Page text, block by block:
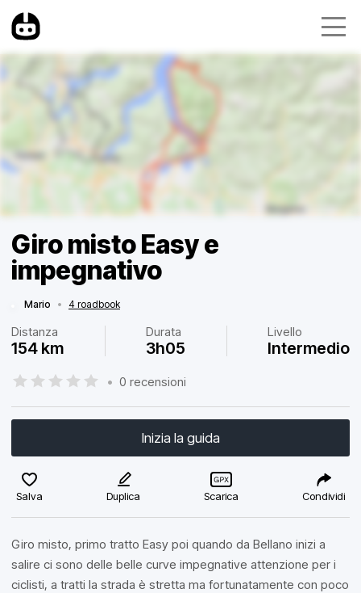
Giro misto Easy e
impegnativo
Mario • 4 roadbook
Distanza
154 km
Durata
3h05
Livello
Intermedio
• 0 recensioni
Inizia la guida
Salva Duplica Scarica Condividi
Giro misto, primo tratto Easy poi quando da Bellano inizi a
salire ci sono delle belle curve impegnative attenzione per i
ciclisti, a tratti la strada è stretta ma fortunatamente con poco